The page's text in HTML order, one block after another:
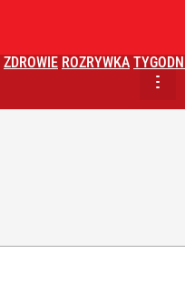
ZDROWIE ROZRYWKA